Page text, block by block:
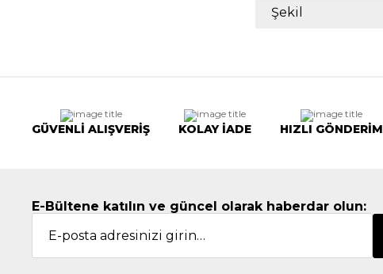
Şekil
GÜVENLİ ALIŞVERİŞ KOLAY İADE HIZLI GÖNDERİM
E-Bültene katılın ve güncel olarak haberdar olun: